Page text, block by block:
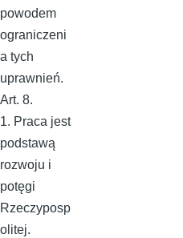
powodem
ograniczeni
a tych
uprawnień.
Art. 8.
1. Praca jest
podstawą
rozwoju i
potęgi
Rzeczyposp
olitej.